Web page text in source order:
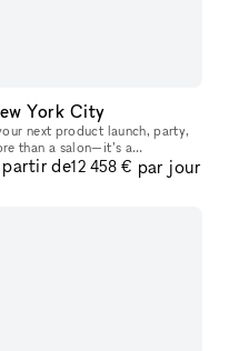
York City
next product launch, party,
than a salon—it’s a
is one of the only
partir de12 458 € par jour